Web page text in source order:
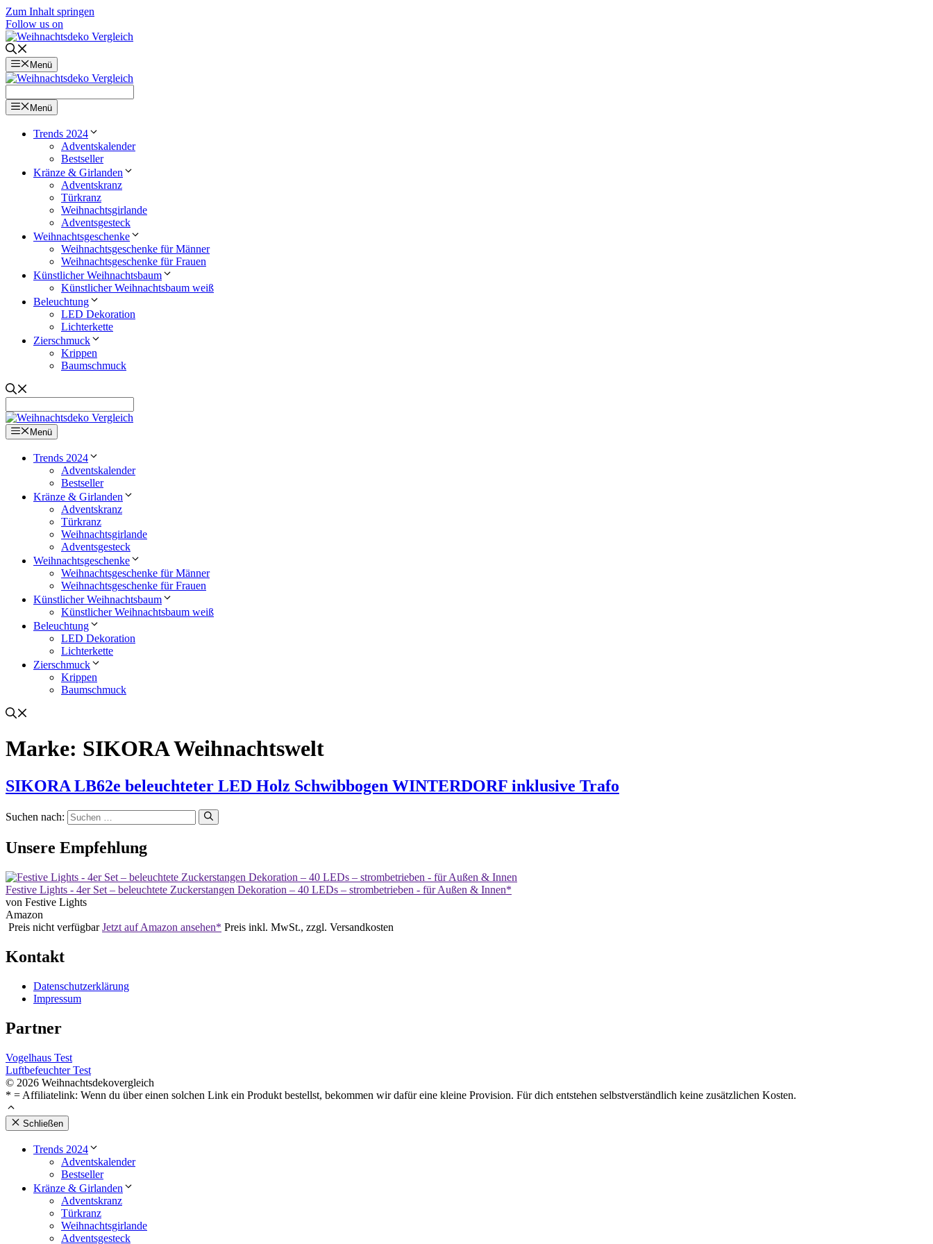
Zum Inhalt springen
Follow us on
Menü
Menü
Trends 2024
Adventskalender
Bestseller
Kränze & Girlanden
Adventskranz
Türkranz
Weihnachtsgirlande
Adventsgesteck
Weihnachtsgeschenke
Weihnachtsgeschenke für Männer
Weihnachtsgeschenke für Frauen
Künstlicher Weihnachtsbaum
Künstlicher Weihnachtsbaum weiß
Beleuchtung
LED Dekoration
Lichterkette
Zierschmuck
Krippen
Baumschmuck
Menü
Trends 2024
Adventskalender
Bestseller
Kränze & Girlanden
Adventskranz
Türkranz
Weihnachtsgirlande
Adventsgesteck
Weihnachtsgeschenke
Weihnachtsgeschenke für Männer
Weihnachtsgeschenke für Frauen
Künstlicher Weihnachtsbaum
Künstlicher Weihnachtsbaum weiß
Beleuchtung
LED Dekoration
Lichterkette
Zierschmuck
Krippen
Baumschmuck
Marke: SIKORA Weihnachtswelt
SIKORA LB62e beleuchteter LED Holz Schwibbogen WINTERDORF inklusive Trafo
Suchen nach:
Unsere Empfehlung
Festive Lights - 4er Set – beleuchtete Zuckerstangen Dekoration – 40 LEDs – strombetrieben - für Außen & Innen*
von Festive Lights
Amazon
Preis nicht verfügbar Jetzt auf Amazon ansehen* Preis inkl. MwSt., zzgl. Versandkosten
Kontakt
Datenschutzerklärung
Impressum
Partner
Vogelhaus Test
Luftbefeuchter Test
© 2026 Weihnachtsdekovergleich
* = Affiliatelink: Wenn du über einen solchen Link ein Produkt bestellst, bekommen wir dafür eine kleine Provision. Für dich entstehen selbstverständlich keine zusätzlichen Kosten.
Schließen
Trends 2024
Adventskalender
Bestseller
Kränze & Girlanden
Adventskranz
Türkranz
Weihnachtsgirlande
Adventsgesteck